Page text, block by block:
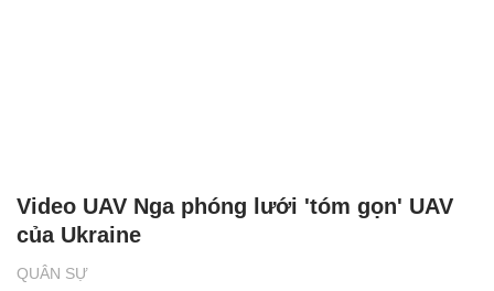
QUÂN SỰ
Video UAV Nga phóng lưới 'tóm gọn' UAV
của Ukraine